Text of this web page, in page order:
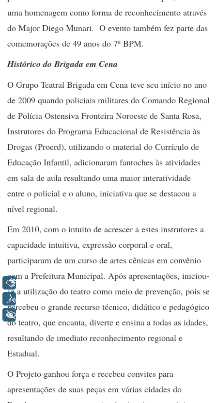
uma homenagem como forma de reconhecimento através
do Major Diego Munari. O evento também fez parte das
comemorações de 49 anos do 7º BPM.
Histórico do Brigada em Cena
O Grupo Teatral Brigada em Cena teve seu início no ano
de 2009 quando policiais militares do Comando Regional
de Polícia Ostensiva Fronteira Noroeste de Santa Rosa,
Instrutores do Programa Educacional de Resistência às
Drogas (Proerd), utilizando o material do Currículo de
Educação Infantil, adicionaram fantoches às atividades
em sala de aula resultando uma maior interatividade
entre o policial e o aluno, iniciativa que se destacou a
nível regional.
Em 2010, com o intuito de acrescer a estes instrutores a
capacidade intuitiva, expressão corporal e oral,
participaram de um curso de artes cênicas em convênio
com a Prefeitura Municipal. Após apresentações, iniciou-
se a utilização do teatro como meio de prevenção, pois se
percebeu o grande recurso técnico, didático e pedagógico
do teatro, que encanta, diverte e ensina a todas as idades,
resultando de imediato reconhecimento regional e
Estadual.
O Projeto ganhou força e recebeu convites para
apresentações de suas peças em várias cidades do
+ Acessibilidade